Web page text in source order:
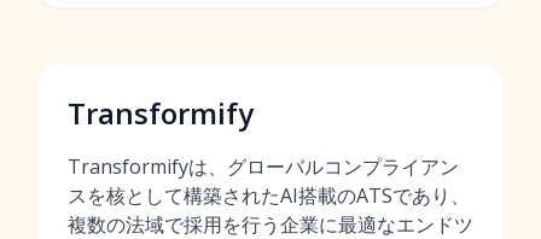
Transformify
Transformifyは、グローバルコンプライアン
スを核として構築されたAI搭載のATSであり、
複数の法域で採用を行う企業に最適なエンドツ